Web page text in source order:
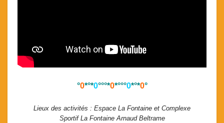
°0*°*0°°°*0*°°°0*°*0°
Lieux des activités : Espace La Fontaine et Complexe
Sportif La Fontaine Arnaud Beltrame